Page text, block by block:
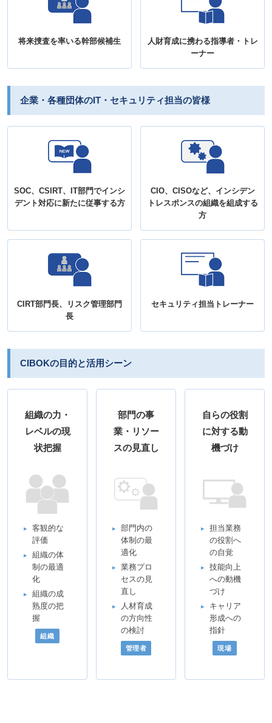
将来捜査を率いる幹部候補生
人財育成に携わる指導者・トレ
ーナー
企業・各種団体のIT・セキュリティ担当の皆様
SOC、CSIRT、IT部門でインシ
デント対応に新たに従事する方
CIO、CISOなど、インシデン
トレスポンスの組織を組成する
方
CIRT部門長、リスク管理部門
長
セキュリティ担当トレーナー
CIBOKの目的と活用シーン
組織の力・
レベルの現
状把握
客観的な
評価
組織の体
制の最適
化
組織の成
熟度の把
握
組織
部門の事
業・リソー
スの見直し
部門内の
体制の最
適化
業務プロ
セスの見
直し
人材育成
の方向性
の検討
管理者
自らの役割
に対する動
機づけ
担当業務
の役割へ
の自覚
技能向上
への動機
づけ
キャリア
形成への
指針
現場